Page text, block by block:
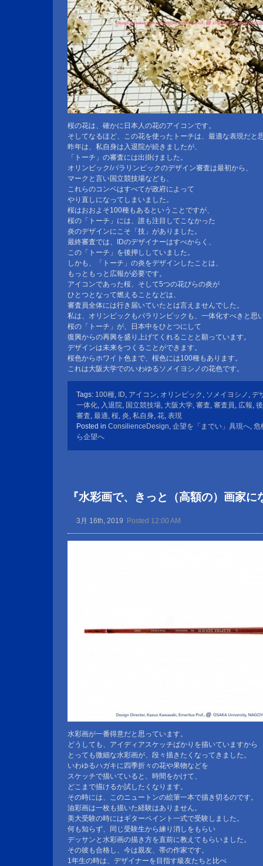
桜の花は、確かに日本人の花のアイコンです。
そしてなるほど、この花を使ったトーチは、最適な表現だと
昨年は、私自身は入退院が続きましたが、
「トーチ」の審査には出掛けました。
オリンピック/パラリンピックのデザイン審査は最初から、
マークと言い国立競技場なども、
これらのコンペはすべてが政府によって
やり直しになってしまいました。
桜はおおよそ100種もあるということですが、
桜の「トーチ」には、誰も注目してこなかった
炎のデザインにこそ「技」がありました。
最終審査では、IDのデザイナーはすべからく、
この「トーチ」を後押ししていました。
しかも、「トーチ」の炎をデザインしたことは、
もっともっと広報が必要です。
アイコンであった桜、そして5つの花びらの炎が
ひとつとなって燃えることなどは、
審査員全体には行き届いていたとは言えませんでした。
私は、オリンピックもパラリンピックも、一体化すべきと思
桜の「トーチ」が、日本中をひとつにして
復興からの再興を盛り上げてくれることと願っています。
デザインは未来をつくることができます。
桜色からホワイト色まで、桜色には100種もあります。
これは大阪大学でのいわゆるソメイヨシノの花色です。
Tags: 100種 ID アイコン オリンピック ソメイヨシノ デ
一体化
入退院 国立競技場 大阪大学 審査 審査員 広報
審査 最適 桜 炎 私自身 花 表現
Posted in ConsilienceDesign 企望を「までい」具現へ 危
ら企望へ
『水彩画で、きっと（高額の）画家に
3月 16th, 2019 Posted 12:00 AM
水彩画が一番得意だと思っています。
どうしても、アイディアスケッチばかりを描いていますから
とっても微細な水彩画が、段々描きたくなってきました。
いわゆるハガキに四季折々の花や果物などを
スケッチで描いていると、時間をかけて、
どこまで描けるか試したくなります。
その時には、このニュートンの絵筆一本で描き切るのです。
油彩画は一枚も描いた経験はありません。
美大受験の時にはギターペイント一式で受験しました。
何も知らず、同じ受験生から練り消しをもらい
デッサンと水彩画の描き方を直前に教えてもらいました。
その彼も合格し、今は親友、帯の作家です。
1年生の時は、デザイナーを目指す級友たちと比べ